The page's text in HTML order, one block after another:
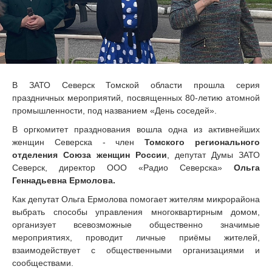
В ЗАТО Северск Томской области прошла серия
праздничных мероприятий, посвященных 80-летию атомной
промышленности, под названием «День соседей».
В оргкомитет празднования вошла одна из активнейших
женщин Северска - членТомского регионального
отделения Союза женщин России, депутат Думы ЗАТО
Северск, директор ООО «Радио Северска» Ольга
Геннадьевна Ермолова.
Как депутат Ольга Ермолова помогает жителям микрорайона
выбрать способы управления многоквартирным домом,
организует всевозможные общественно значимые
мероприятиях, проводит личные приёмы жителей,
взаимодействует с общественными организациями и
сообществами.